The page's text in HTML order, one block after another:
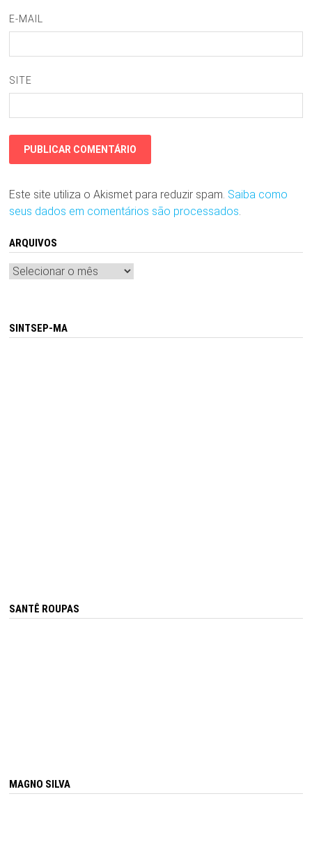
E-MAIL
SITE
Este site utiliza o Akismet para reduzir spam. Saiba como
seus dados em comentários são processados.
ARQUIVOS
Arquivos
SINTSEP-MA
SANTÊ ROUPAS
MAGNO SILVA